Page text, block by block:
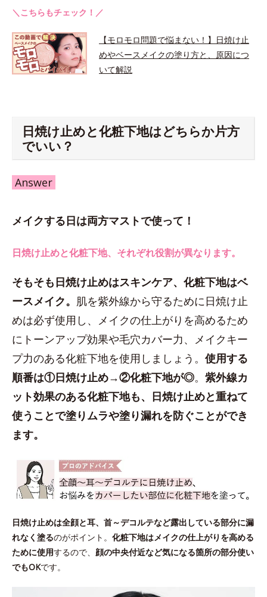
＼こちらもチェック！／
【モロモロ問題で悩まない！】日焼け止
めやベースメイクの塗り方と、原因につ
いて解説
日焼け止めと化粧下地はどちらか片方
でいい？
Answer
メイクする日は両方マストで使って！
日焼け止めと化粧下地、それぞれ役割が異なります。
そもそも日焼け止めはスキンケア、化粧下地はベ
ースメイク。 肌を紫外線から守るために日焼け止
めは必ず使用し、メイクの仕上がりを高めるため
にトーンアップ効果や毛穴カバー力、メイクキー
プ力のある化粧下地を使用しましょう。 使用する
順番は①日焼け止め→②化粧下地が◎。 紫外線カ
ット効果のある化粧下地も、日焼け止めと重ねて
使うことで塗りムラや塗り漏れを防ぐことができ
ます。
日焼け止めは全顔と耳、首～デコルテなど露出している部分に漏
れなく塗るのがポイント。 化粧下地はメイクの仕上がりを高める
ために使用するので、 顔の中央付近など気になる箇所の部分使い
でもOKです。